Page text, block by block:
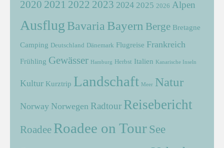
2020 2021 2022 2023 2024 2025 2026 Alpen
Ausflug Bavaria Bayern Berge Bretagne
Camping Deutschland Dänemark Flugreise Frankreich
Frühling Gewässer Hamburg Herbst Italien Kanarische Inseln
Kultur Kurztrip Landschaft Meer Natur
Norway Norwegen Radtour Reisebericht
Roadee Roadee on Tour See